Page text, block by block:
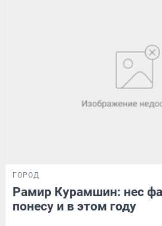
ГОРОД
Рамир Курамшин: нес
понесу и в этом году